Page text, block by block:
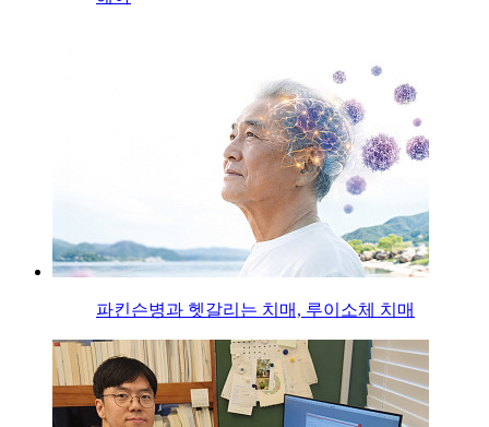
파킨슨병과 헷갈리는 치매, 루이소체 치매